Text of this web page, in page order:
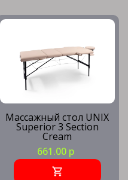
Массажный стол UNIX
Superior 3 Section
Cream
661.00 р